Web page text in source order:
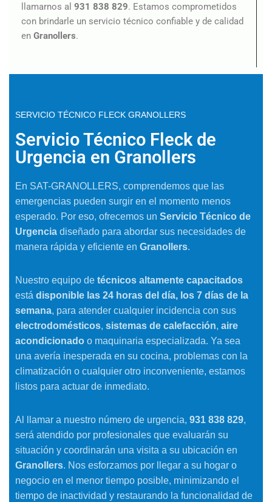
llamarnos al 931 838 829. Estamos comprometidos
con brindarle un servicio técnico confiable y de calidad
en Granollers.
SERVICIO TÉCNICO FLECK GRANOLLERS
Servicio Técnico Fleck de
Urgencia en Granollers
En SAT-GRANOLLERS, comprendemos que las
emergencias pueden surgir en el momento menos
esperado. Por eso, ofrecemos un Servicio Técnico de
Urgencia diseñado para abordar sus necesidades de
manera rápida y eficiente en Granollers.
Nuestro equipo de técnicos altamente capacitados
está disponible las 24 horas del día, los 7 días de la
semana, para atender cualquier incidencia con sus
electrodomésticos, sistemas de calefacción, aire
acondicionado o maquinaria especializada. Ya sea
una avería inesperada en su cocina, problemas con la
climatización o cualquier otro inconveniente, estamos
listos para actuar de inmediato.
Al llamar a nuestro número de urgencia, 931 838 829,
será atendido por profesionales que evaluarán su
situación y coordinarán una visita a su ubicación en
Granollers. Nos esforzamos por llegar a su hogar o
negocio en el menor tiempo posible, minimizando el
tiempo de inactividad y restaurando la funcionalidad de